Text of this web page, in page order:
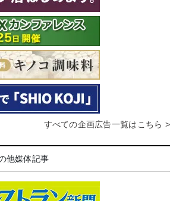
すべての企画広告一覧はこちら >
他媒体記事